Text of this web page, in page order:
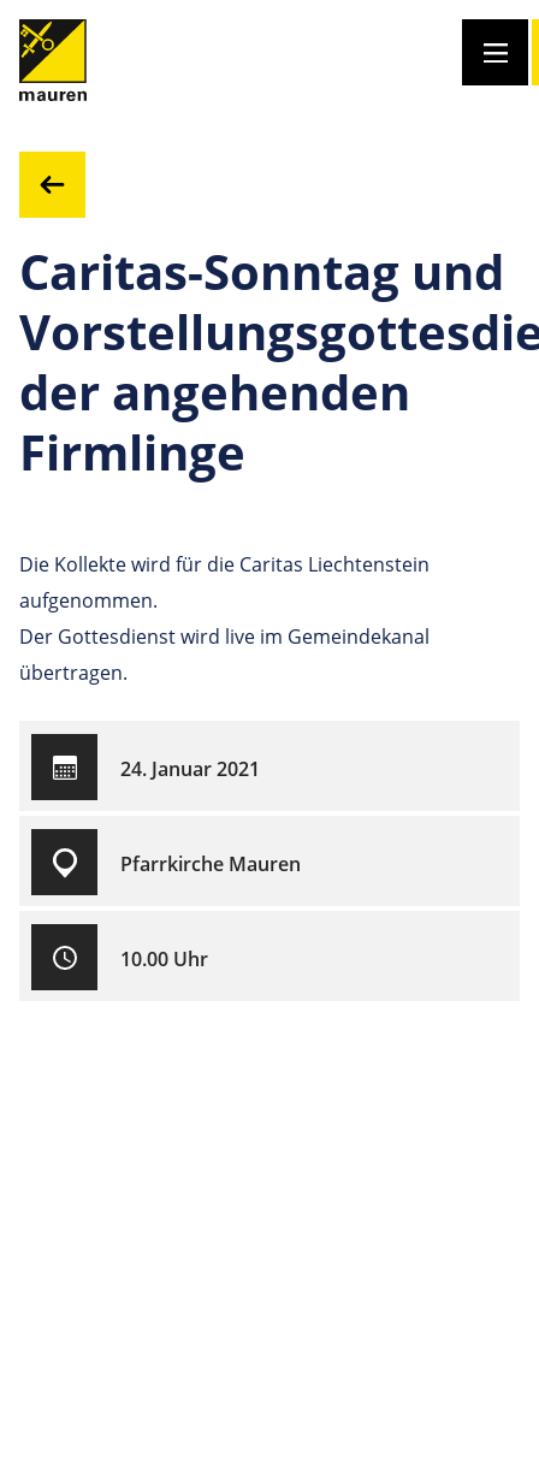
Caritas-Sonntag und
der angehenden
Firmlinge
Die Kollekte wird für die Caritas Liechtenstein
aufgenommen.
Der Gottesdienst wird live im Gemeindekanal
übertragen.
24. Januar 2021
Pfarrkirche Mauren
10.00 Uhr